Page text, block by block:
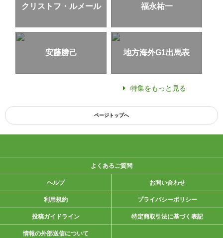
クリストフ・ルメール 福永祐一
安藤勝己 地方海外G1出馬表
特集をもっと見る
ページトップへ
よくあるご質問
ヘルプ お問い合わせ
利用規約 プライバシーポリシー
投稿ガイドライン 特定商取引法に基づく表記
情報の外部送信について